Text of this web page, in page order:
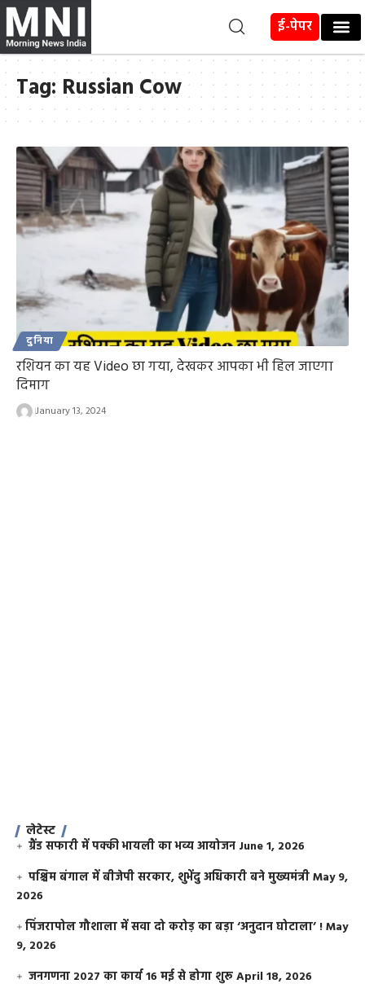
ई-पेपर
Tag: Russian Cow
दुनिया
रशियन का यह Video छा गया, देखकर आपका भी हिल जाएगा
दिमाग
January 13, 2024
लेटेस्ट
ग्रैंड सफारी में पक्की भायली का भव्य आयोजन June 1, 2026
पश्चिम बंगाल में बीजेपी सरकार, शुभेंदु अधिकारी बने मुख्यमंत्रीMay 9,
2026
​पिंजरापोल गौशाला में सवा दो करोड़ का बड़ा ‘अनुदान घोटाला’ !May
9, 2026
जनगणना 2027 का कार्य 16 मई से होगा शुरूApril 18, 2026